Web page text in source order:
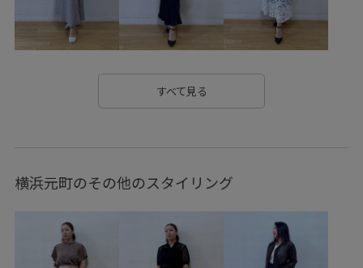
カップ付きキャミソール カバー効果 コットン100%
コーディネートしやすい サイドジップ シアー
シンプル
シンプルなデザイン ジャケット ジャージ
ストラップ ストレスフリー ストレッチ性
ダウン
デニムパンツ ハイウエスト パンツ
すべて見る
横浜元町のその他のスタイリング